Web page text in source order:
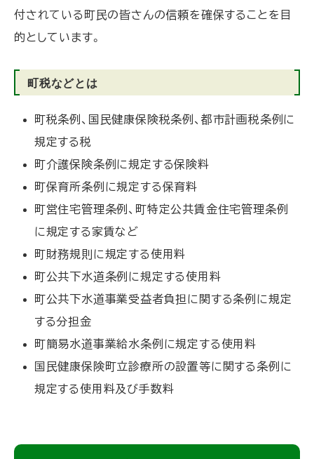
付されている町民の皆さんの信頼を確保することを目
的としています。
町税などとは
町税条例、国民健康保険税条例、都市計画税条例に
規定する税
町介護保険条例に規定する保険料
町保育所条例に規定する保育料
町営住宅管理条例、町特定公共賃金住宅管理条例
に規定する家賃など
町財務規則に規定する使用料
町公共下水道条例に規定する使用料
町公共下水道事業受益者負担に関する条例に規定
する分担金
町簡易水道事業給水条例に規定する使用料
国民健康保険町立診療所の設置等に関する条例に
規定する使用料及び手数料